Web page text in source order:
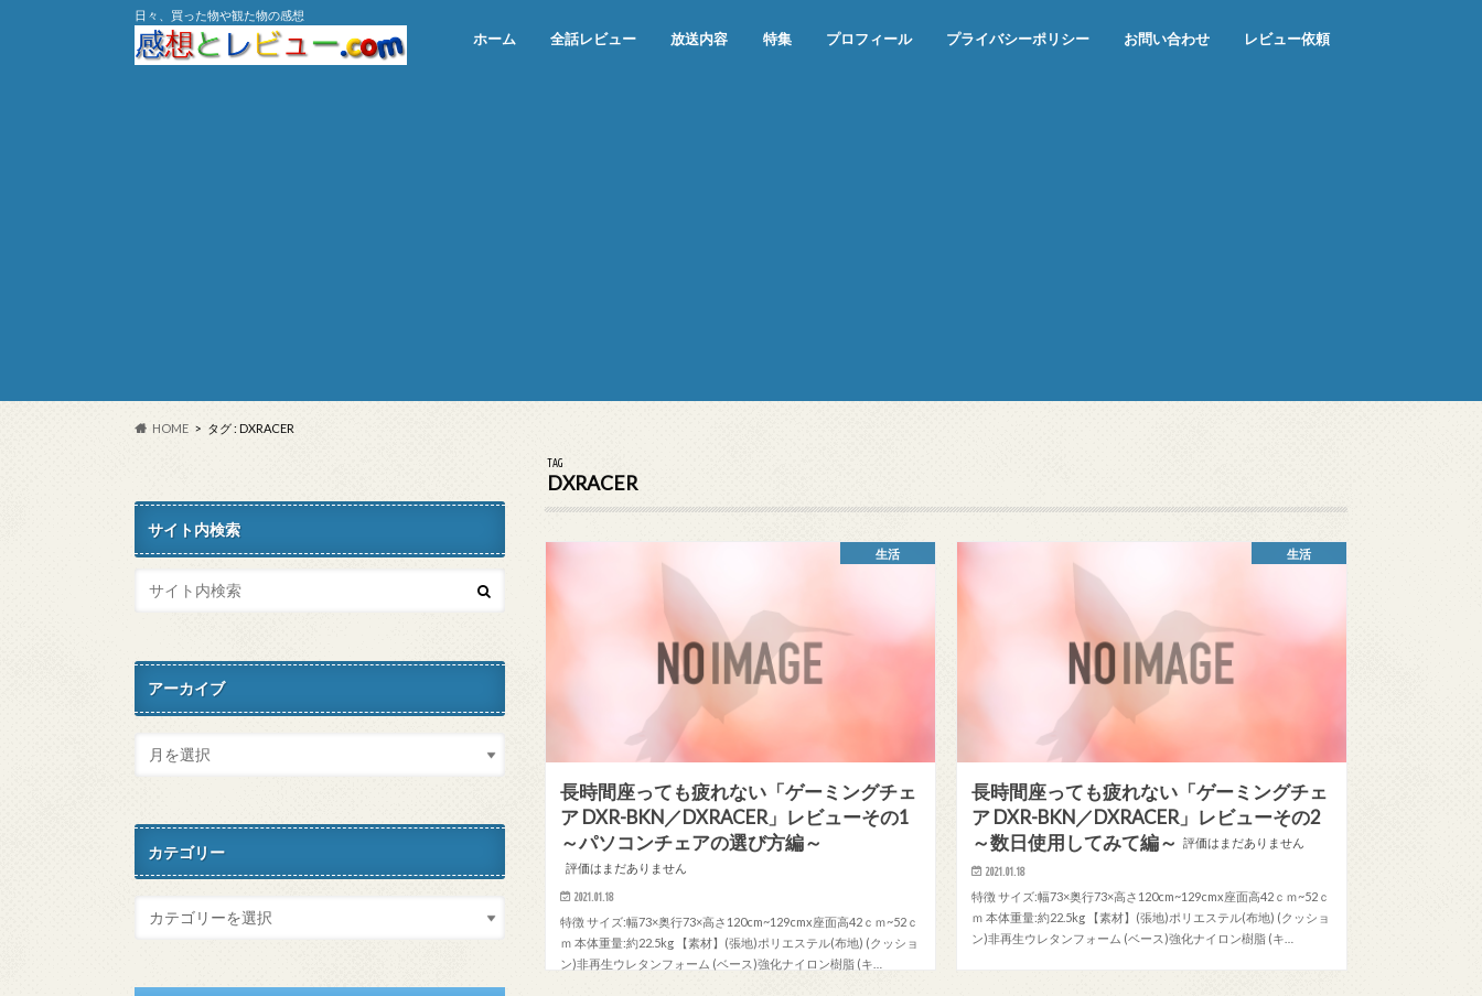
日々、買った物や観た物の感想
ホーム 全話レビュー 放送内容 特集 プロフィール プライバシーポリシー お問い合わせ レビュー依頼
HOME タグ : DXRACER
TAG
DXRACER
生活
長時間座っても疲れない「ゲーミングチェ
ア DXR-BKN／DXRACER」レビューその1
～パソコンチェアの選び方編～
評価はまだありません
2021.01.18
特徴 サイズ:幅73×奥行73×高さ120cm~129cmx座面高42ｃｍ~52ｃ
ｍ 本体重量:約22.5kg 【素材】(張地)ポリエステル(布地) (クッショ
ン)非再生ウレタンフォーム (ベース)強化ナイロン樹脂 (キ…
生活
長時間座っても疲れない「ゲーミングチェ
ア DXR-BKN／DXRACER」レビューその2
～数日使用してみて編～
評価はまだありません
2021.01.18
特徴 サイズ:幅73×奥行73×高さ120cm~129cmx座面高42ｃｍ~52ｃ
ｍ 本体重量:約22.5kg 【素材】(張地)ポリエステル(布地) (クッショ
ン)非再生ウレタンフォーム (ベース)強化ナイロン樹脂 (キ…
サイト内検索
アーカイブ
カテゴリー